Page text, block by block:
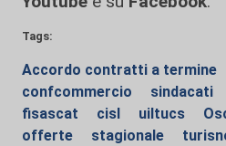
Tags:
Accordo contratti a termine
confcommercio
sindacati
fisascat
cisl uiltucs
offerte
stagionale